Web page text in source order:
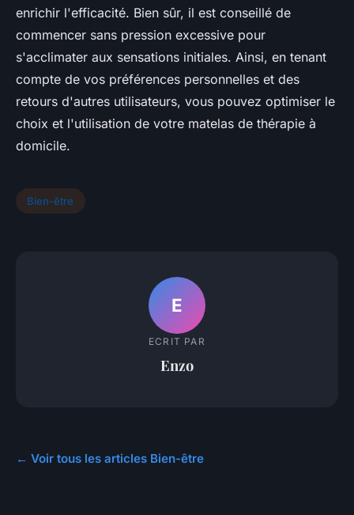
enrichir l'efficacité. Bien sûr, il est conseillé de
commencer sans pression excessive pour
s'acclimater aux sensations initiales. Ainsi, en tenant
compte de vos préférences personnelles et des
retours d'autres utilisateurs, vous pouvez optimiser le
choix et l'utilisation de votre matelas de thérapie à
domicile.
Bien-être
E
ECRIT PAR
Enzo
← Voir tous les articles Bien-être